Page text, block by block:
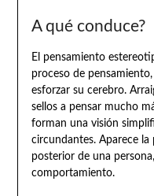
A qué conduce?
El pensamiento
proceso de
esforzar su cerebro.
sellos a pensar mucho
forman una visión
circundantes. Aparece la
posterior de una
comportamiento.